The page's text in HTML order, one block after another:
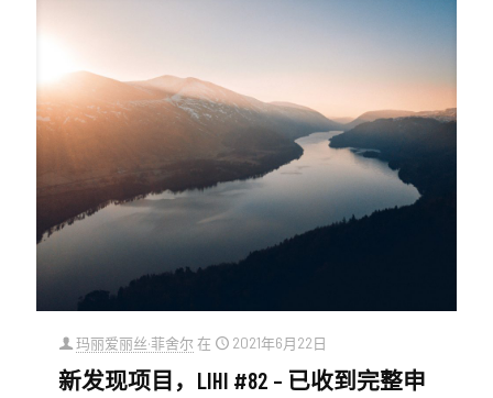
玛丽爱丽丝·菲舍尔 在 2021年6月22日
新发现项目，LIHI #82 – 已收到完整申